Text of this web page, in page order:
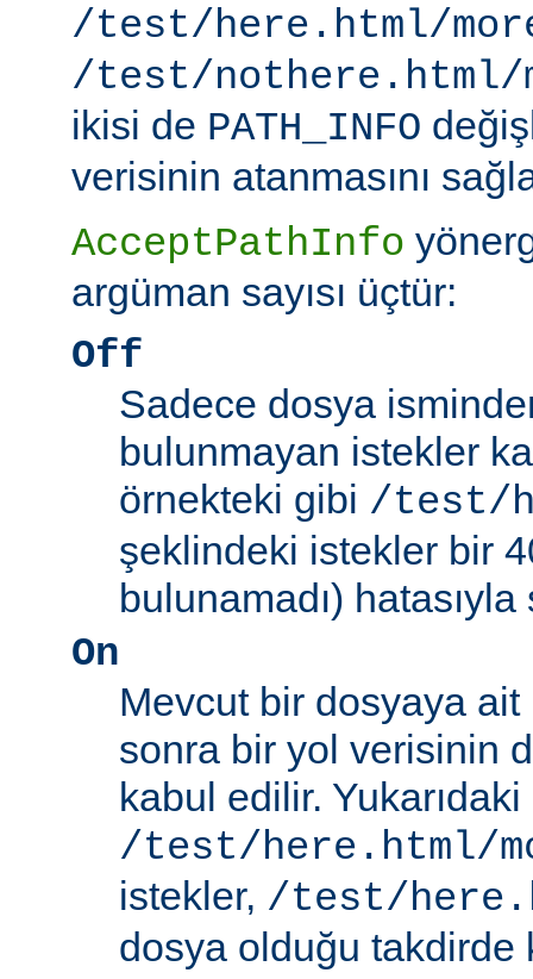
/test/here.html/
/test/nothere.html/
ikisi de PATH_INFO
verisinin atanmasını
AcceptPathInfo
argüman sayısı üçtür:
Off
Sadece dosya
bulunmayan istekler
örnekteki gibi /test/
şeklindeki istekler bir
bulunamadı) hatasıyla
On
Mevcut bir dosyaya
sonra bir yol verisinin
kabul edilir.
/test/here.html/
istekler, /test/
dosya olduğu takdirde